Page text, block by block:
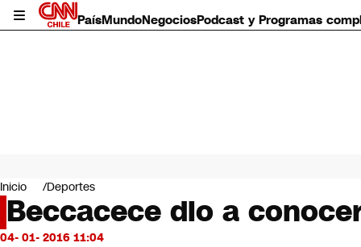
PaísMundoNegociosPodcast y Programas
Mundo
Negocios
Deportes
Programas completos
Inicio Deportes
Beccacece dio a
04- 01- 2016 11:04